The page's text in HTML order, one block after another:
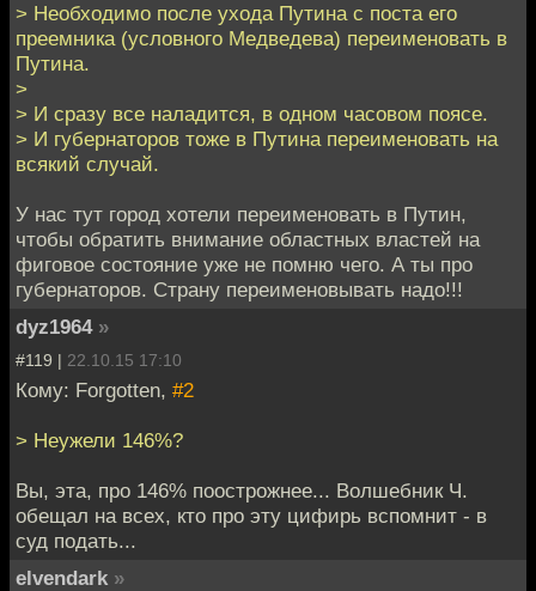
> Необходимо после ухода Путина с поста его
преемника (условного Медведева) переименовать в
Путина.
>
> И сразу все наладится, в одном часовом поясе.
> И губернаторов тоже в Путина переименовать на
всякий случай.
У нас тут город хотели переименовать в Путин,
чтобы обратить внимание областных властей на
фиговое состояние уже не помню чего. А ты про
губернаторов. Страну переименовывать надо!!!
dyz1964 »
#119 | 22.10.15 17:10
Кому: Forgotten, #2
> Неужели 146%?
Вы, эта, про 146% поострожнее... Волшебник Ч.
обещал на всех, кто про эту цифирь вспомнит - в
суд подать...
elvendark »